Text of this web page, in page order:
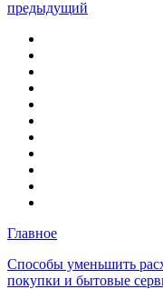
предыдущий
Главное
Способы уменьшить
покупки и бытовые